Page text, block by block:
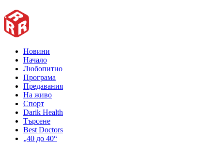
Новини
Начало
Любопитно
Програма
Предавания
На живо
Спорт
Darik Health
Търсене
Best Doctors
„40 до 40“